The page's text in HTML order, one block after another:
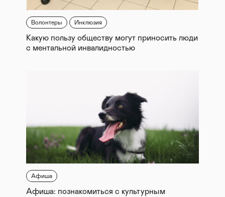
Волонтеры Инклюзия
Какую пользу обществу могут приносить люди
с ментальной инвалидностью
Афиша
Афиша: познакомиться с культурным